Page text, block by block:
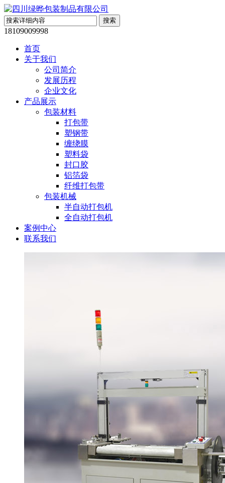
18109009998
首页
关于我们
公司简介
发展历程
企业文化
产品展示
包装材料
打包带
塑钢带
缠绕膜
塑料袋
封口胶
铝箔袋
纤维打包带
包装机械
半自动打包机
全自动打包机
案例中心
联系我们